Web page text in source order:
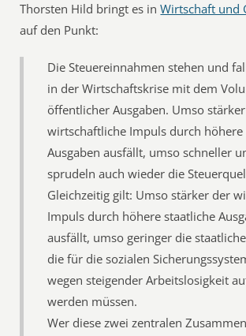
Thorsten Hild bringt es inWirtschaft und
auf den Punkt:
Die Steuereinnahmen stehen und
in der Wirtschaftskrise mit dem
öffentlicher Ausgaben. Umso
wirtschaftliche Impuls durch höhere
Ausgaben ausfällt, umso schneller
sprudeln auch wieder die
Gleichzeitig gilt: Umso stärker der
Impuls durch höhere staatliche
ausfällt, umso geringer die
die für die sozialen
wegen steigender Arbeitslosigkeit
werden müssen.
Wer diese zwei zentralen